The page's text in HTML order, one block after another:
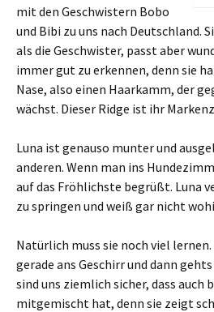
mit den Geschwistern Bobo
und Bibi zu uns nach Deutschland.
als die Geschwister, passt aber
immer gut zu erkennen, denn sie
Nase, also einen Haarkamm, der
wächst. Dieser Ridge ist ihr
Luna ist genauso munter und
anderen. Wenn man ins
auf das Fröhlichste begrüßt. Luna
zu springen und weiß gar nicht
Natürlich muss sie noch viel
gerade ans Geschirr und dann
sind uns ziemlich sicher, dass auch
mitgemischt hat, denn sie zeigt